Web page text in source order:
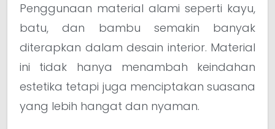
Penggunaan material alami seperti kayu,
batu, dan bambu semakin banyak
diterapkan dalam desain interior. Material
ini tidak hanya menambah keindahan
estetika tetapi juga menciptakan suasana
yang lebih hangat dan nyaman.